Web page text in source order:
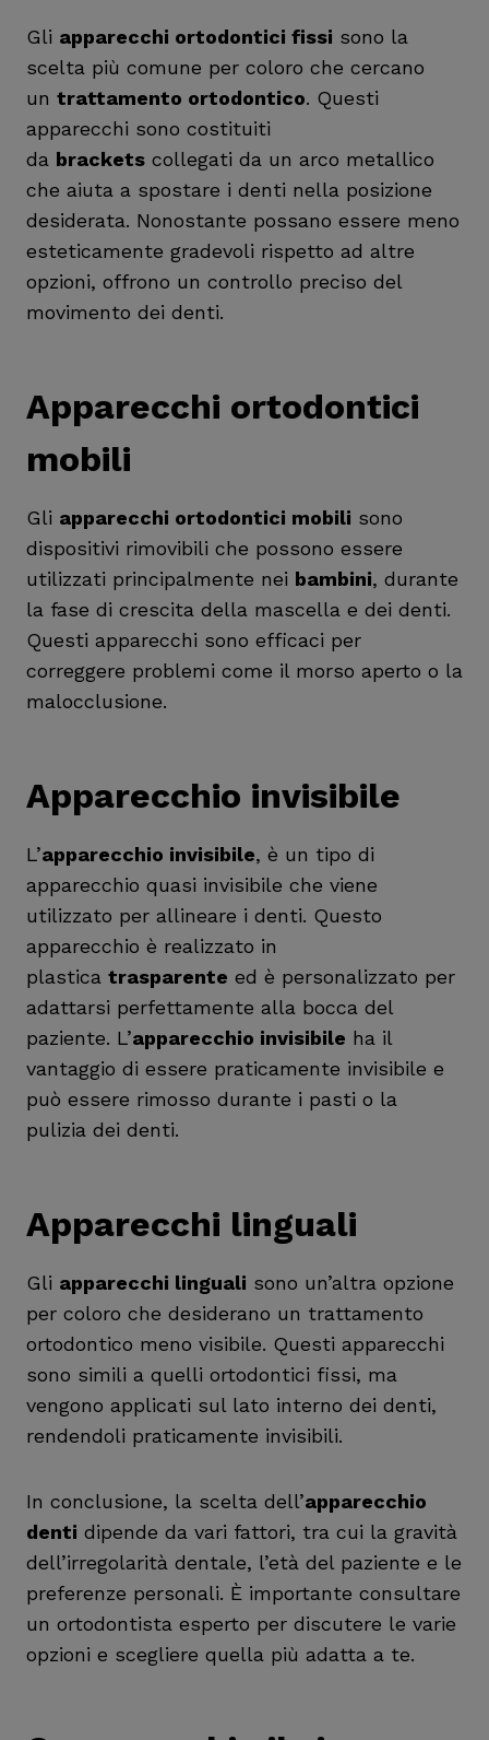
Gli apparecchi ortodontici fissi sono la
scelta più comune per coloro che cercano
un trattamento ortodontico. Questi
apparecchi sono costituiti
da brackets collegati da un arco metallico
che aiuta a spostare i denti nella posizione
desiderata. Nonostante possano essere meno
esteticamente gradevoli rispetto ad altre
opzioni, offrono un controllo preciso del
movimento dei denti.
Apparecchi ortodontici
mobili
Gli apparecchi ortodontici mobili sono
dispositivi rimovibili che possono essere
utilizzati principalmente nei bambini, durante
la fase di crescita della mascella e dei denti.
Questi apparecchi sono efficaci per
correggere problemi come il morso aperto o la
malocclusione.
Apparecchio invisibile
L’apparecchio invisibile, è un tipo di
apparecchio quasi invisibile che viene
utilizzato per allineare i denti. Questo
apparecchio è realizzato in
plastica trasparente ed è personalizzato per
adattarsi perfettamente alla bocca del
paziente. L’apparecchio invisibile ha il
vantaggio di essere praticamente invisibile e
può essere rimosso durante i pasti o la
pulizia dei denti.
Apparecchi linguali
Gli apparecchi linguali sono un’altra opzione
per coloro che desiderano un trattamento
ortodontico meno visibile. Questi apparecchi
sono simili a quelli ortodontici fissi, ma
vengono applicati sul lato interno dei denti,
rendendoli praticamente invisibili.
In conclusione, la scelta dell’apparecchio
denti dipende da vari fattori, tra cui la gravità
dell’irregolarità dentale, l’età del paziente e le
preferenze personali. È importante consultare
un ortodontista esperto per discutere le varie
opzioni e scegliere quella più adatta a te.